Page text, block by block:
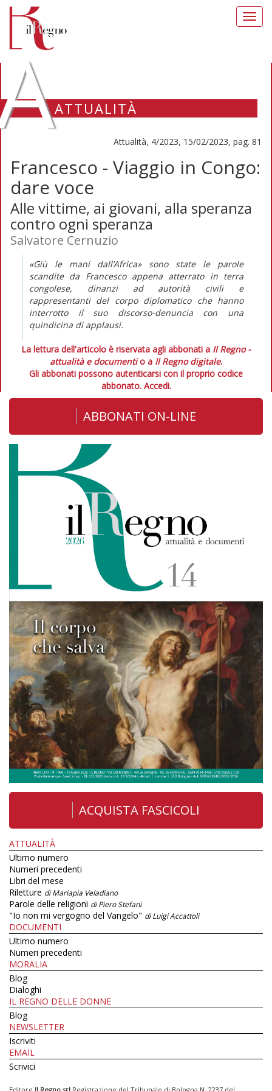
ATTUALITÀ
Attualità, 4/2023, 15/02/2023, pag. 81
Francesco - Viaggio in Congo:
dare voce
Alle vittime, ai giovani, alla speranza
contro ogni speranza
Salvatore Cernuzio
«Giù le mani dall’Africa» sono state le parole
scandite da Francesco appena atterrato in terra
congolese, dinanzi ad autorità civili e
rappresentanti del corpo diplomatico che hanno
interrotto il suo discorso-denuncia con una
quindicina di applausi.
La lettura dell'articolo è riservata agli abbonati a Il Regno -
attualità e documentio a Il Regno digitale.
Gli abbonati possono autenticarsi con il proprio codice
abbonato. Accedi.
ABBONATI ON-LINE
ACQUISTA FASCICOLI
ATTUALITÀ
Ultimo numero
Numeri precedenti
Libri del mese
Riletture di Mariapia Veladiano
Parole delle religioni di Piero Stefani
"Io non mi vergogno del Vangelo" di Luigi Accattoli
DOCUMENTI
Ultimo numero
Numeri precedenti
MORALIA
Blog
Dialoghi
IL REGNO DELLE DONNE
Blog
NEWSLETTER
Iscriviti
EMAIL
Scrivici